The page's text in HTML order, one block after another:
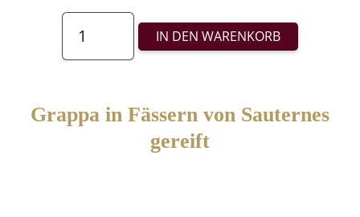
Sauternes
IN DEN WARENKORB
Grappa in Fässern von Sauternes
gereift